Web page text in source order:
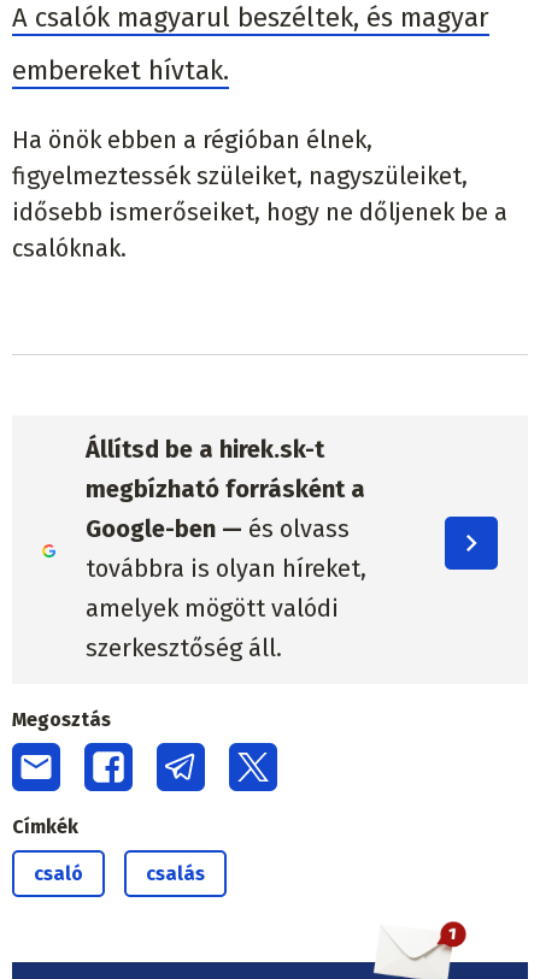
A csalók magyarul beszéltek, és magyar
embereket hívtak.
Ha önök ebben a régióban élnek,
figyelmeztessék szüleiket, nagyszüleiket,
idősebb ismerőseiket, hogy ne dőljenek be a
csalóknak.
Állítsd be a hirek.sk-t
megbízható forrásként a
Google-ben — és olvass
továbbra is olyan híreket,
amelyek mögött valódi
szerkesztőség áll.
Megosztás
Címkék
csaló csalás